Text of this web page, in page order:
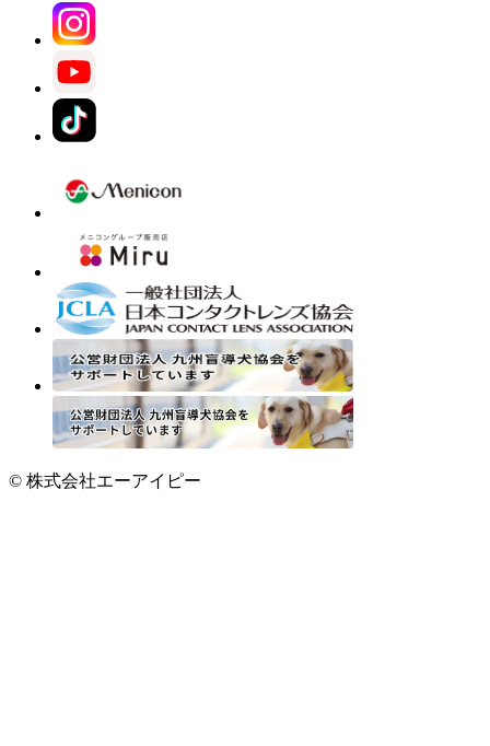
© 株式会社エーアイピー